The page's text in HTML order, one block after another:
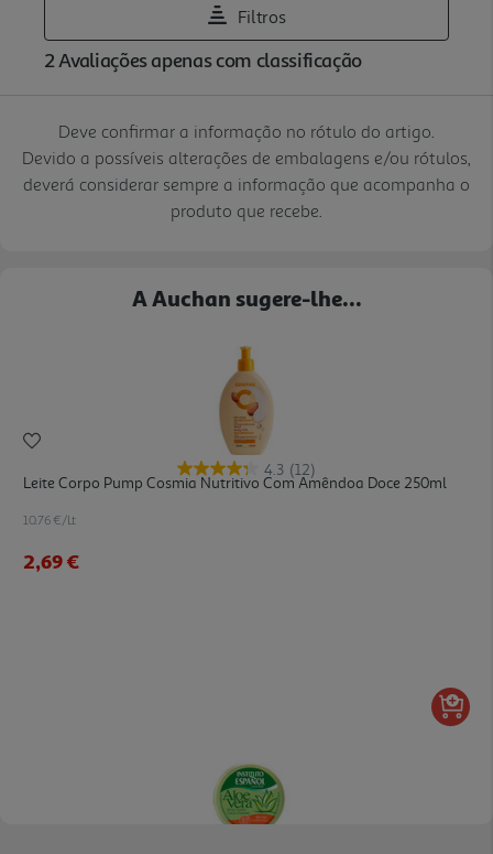
Deve confirmar a informação no rótulo do artigo.
Devido a possíveis alterações de embalagens e/ou rótulos,
deverá considerar sempre a informação que acompanha o
produto que recebe.
A Auchan sugere-lhe...
4.3 (12)
Leite Corpo Pump Cosmia Nutritivo Com Amêndoa Doce 250ml
10.76 €/Lt
2,69 €